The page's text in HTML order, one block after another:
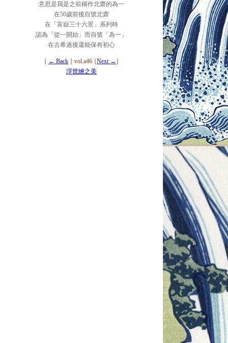
意思是我是之前稱作北齋的為一
在50歲前後自號北齋
在「富嶽三十六景」系列時
認為「從一開始」而自號「為一」
在古希過後還能保有初心
← Back ∣ vol.a46 ∣ Next →
浮世繪之美